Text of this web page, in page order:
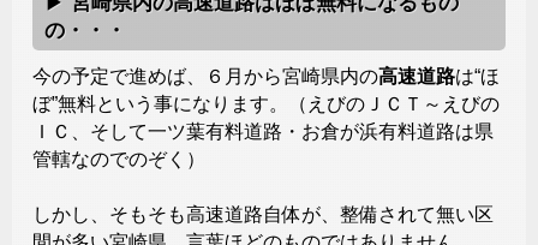
の・・・
今の予定で進めば、６月から宮崎県内の高速道路は“ほ
ぼ”無料という事になります。（えびのＪＣＴ～えびの
ＩＣ、そして一ツ葉有料道路・お倉が浜有料道路は県
管轄なのでのぞく）
しかし、そもそも高速道路自体が、整備されて無い区